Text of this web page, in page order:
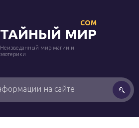
ТАЙНЫЙ МИР
COM
Неизведанный мир магии и
эзотерики